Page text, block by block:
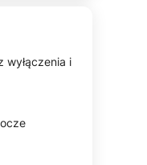
wyłączenia i